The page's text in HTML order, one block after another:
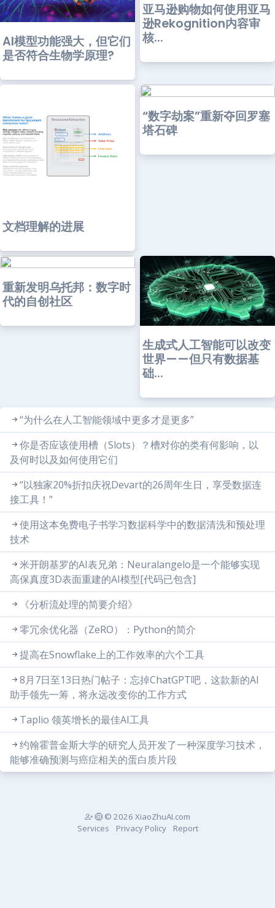
AI模型功能强大，但它们
是否符合生物学原理?
亚马逊购物如何使用亚马
逊Rekognition内容审
核...
文档理解的进展
“数字劫案”重新夺回罗塞
塔石碑
重新发明乌托邦：数字时
代的自创社区
生成式人工智能可以改变
世界——但只有数据基
础...
“为什么在人工智能领域中更多才是更多”
你是否应该使用槽（Slots）？槽对你的类有何影响，以
及何时以及如何使用它们
“以独家20%折扣庆祝Devart的26周年生日，享受数据连
接工具！”
使用这本免费电子书学习数据科学中的数据清洗和预处理
技术
米开朗基罗的AI表兄弟：Neuralangelo是一个能够实现
高保真度3D表面重建的AI模型[代码已包含]
《分析流处理的简要介绍》
零冗余优化器（ZeRO）：Python的简介
提高在Snowflake上的工作效率的六个工具
8月7日至13日热门帖子：忘掉ChatGPT吧，这款新的AI
助手领先一筹，将永远改变你的工作方式
Taplio 领英增长的最佳AI工具
约翰霍普金斯大学的研究人员开发了一种深度学习技术，
能够准确预测与癌症相关的蛋白质片段
© 2026 XiaoZhuAI.com
Services
Privacy Policy Report